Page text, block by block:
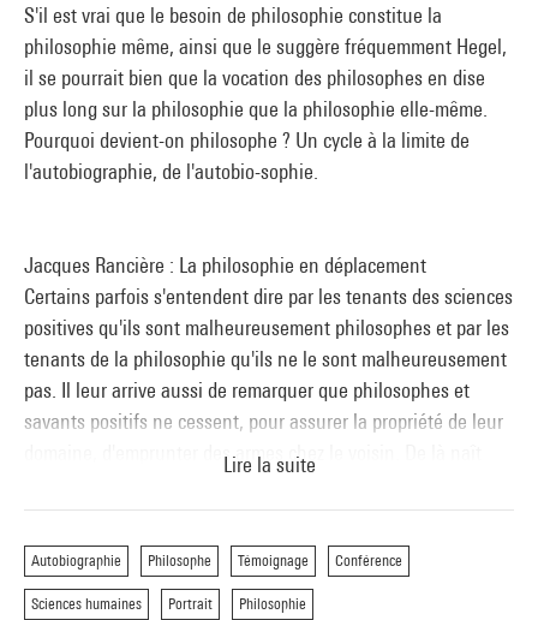
S'il est vrai que le besoin de philosophie constitue la
philosophie même, ainsi que le suggère fréquemment Hegel,
il se pourrait bien que la vocation des philosophes en dise
plus long sur la philosophie que la philosophie elle-même.
Pourquoi devient-on philosophe ? Un cycle à la limite de
l'autobiographie, de l'autobio-sophie.
Jacques Rancière : La philosophie en déplacement
Certains parfois s'entendent dire par les tenants des sciences
positives qu'ils sont malheureusement philosophes et par les
tenants de la philosophie qu'ils ne le sont malheureusement
pas. Il leur arrive aussi de remarquer que philosophes et
savants positifs ne cessent, pour assurer la propriété de leur
domaine, d'emprunter des armes chez le voisin. De là naît
discours et légitimités. De là naît aussi le désir d'inventer des
formes du déplacement philosophique qui rendent récits et
arguments à l'égalité de la langue et de la pensée.
Lire la suite
Autobiographie Philosophe Témoignage Conférence
Sciences humaines Portrait Philosophie